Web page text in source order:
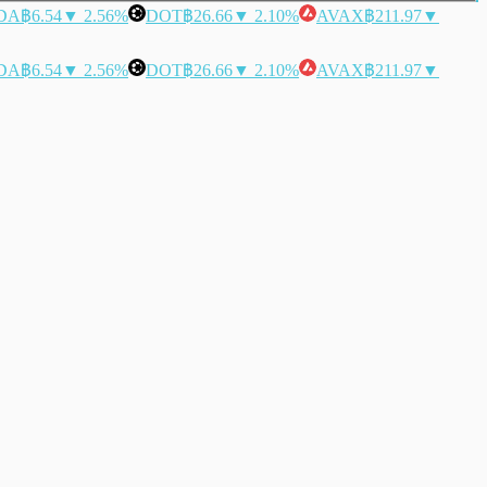
฿6.54▼ 2.56% DOT฿26.66▼ 2.10% AVAX฿211.97▼
฿6.54▼ 2.56% DOT฿26.66▼ 2.10% AVAX฿211.97▼